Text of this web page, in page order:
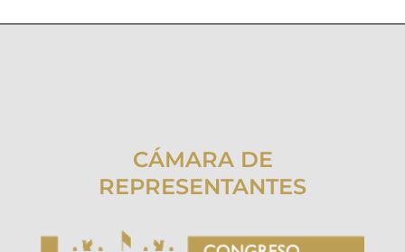
CÁMARA DE
REPRESENTANTES